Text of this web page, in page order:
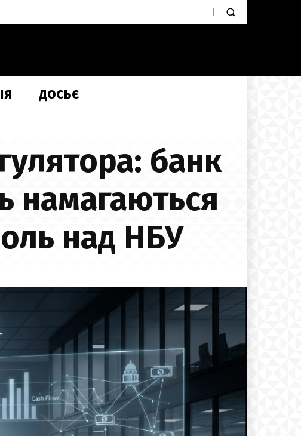
ДОСЬЄ
банк
намагаються
над НБУ